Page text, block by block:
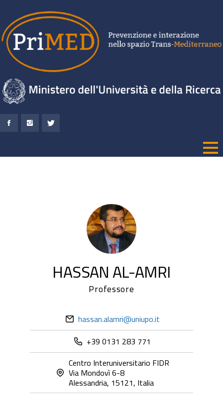
HASSAN AL-AMRI
Professore
hassan.alamri@uniupo.it
+39 0131 283 771
Centro Interuniversitario FIDR
Via Mondovì 6-8
Alessandria, 15121, Italia